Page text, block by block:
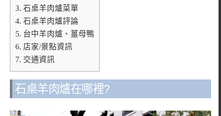
3. 石桌羊肉爐菜單
4. 石桌羊肉爐評論
5. 台中羊肉爐、薑母鴨
6. 店家/景點資訊
7. 交通資訊
石桌羊肉爐在哪裡?